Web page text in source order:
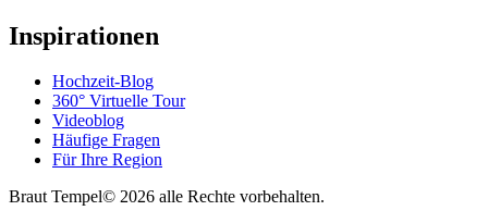
Inspirationen
Hochzeit-Blog
360° Virtuelle Tour
Videoblog
Häufige Fragen
Für Ihre Region
Braut Tempel© 2026 alle Rechte vorbehalten.